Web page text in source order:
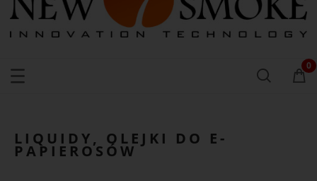
LIQUIDY, OLEJKI DO E-
PAPIEROSÓW